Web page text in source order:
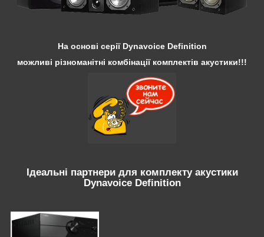
На основі серії Dynavoice Definition
можливі різноманітні комбінації комплектів акустики!!!
Ідеальні партнери для комплекту акустики
Dynavoice Definition